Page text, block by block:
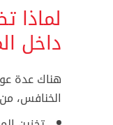
لماذا
داخل
هناك عدة
الخنافس،